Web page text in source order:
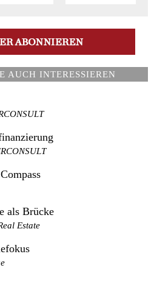
AUCH INTERESSIEREN
als Brücke
Estate